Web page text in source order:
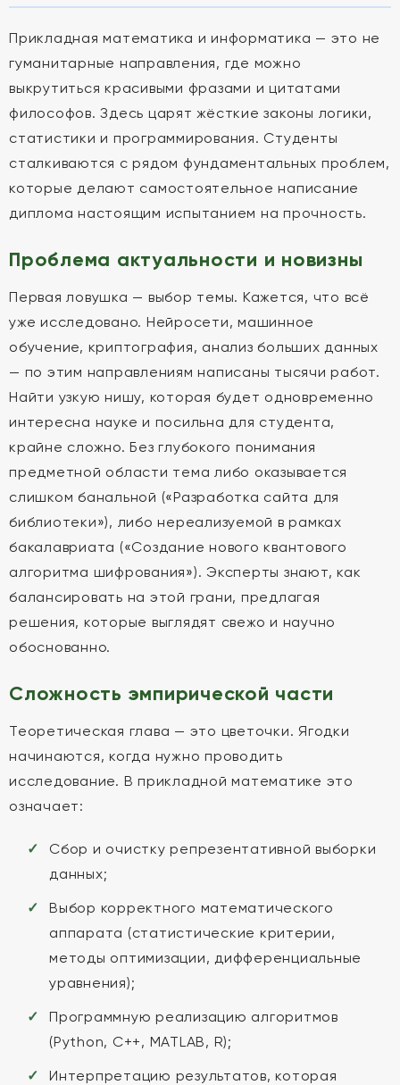
Прикладная математика и информатика — это не
гуманитарные направления, где можно
выкрутиться красивыми фразами и цитатами
философов. Здесь царят жёсткие законы логики,
статистики и программирования. Студенты
сталкиваются с рядом фундаментальных проблем,
которые делают самостоятельное написание
диплома настоящим испытанием на прочность.
Проблема актуальности и новизны
Первая ловушка — выбор темы. Кажется, что всё
уже исследовано. Нейросети, машинное
обучение, криптография, анализ больших данных
— по этим направлениям написаны тысячи работ.
Найти узкую нишу, которая будет одновременно
интересна науке и посильна для студента,
крайне сложно. Без глубокого понимания
предметной области тема либо оказывается
слишком банальной («Разработка сайта для
библиотеки»), либо нереализуемой в рамках
бакалавриата («Создание нового квантового
алгоритма шифрования»). Эксперты знают, как
балансировать на этой грани, предлагая
решения, которые выглядят свежо и научно
обоснованно.
Сложность эмпирической части
Теоретическая глава — это цветочки. Ягодки
начинаются, когда нужно проводить
исследование. В прикладной математике это
означает:
Сбор и очистку репрезентативной выборки
данных;
Выбор корректного математического
аппарата (статистические критерии,
методы оптимизации, дифференциальные
уравнения);
Программную реализацию алгоритмов
(Python, C++, MATLAB, R);
Интерпретацию результатов, которая